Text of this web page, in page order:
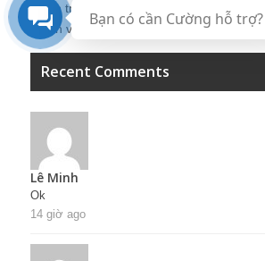
Quản trị Nhân sự Nguyễn Hùng Cường (
thành viên khác trong cộng đồng Nhân sự.
Recent Comments
Lê Minh
Ok
14 giờ ago
Bạn có cần Cường hỗ trợ?